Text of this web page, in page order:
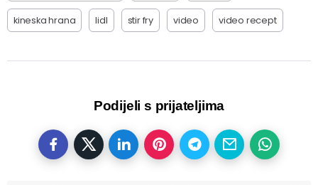
kineska hrana lidl stir fry video video recept
Podijeli s prijateljima